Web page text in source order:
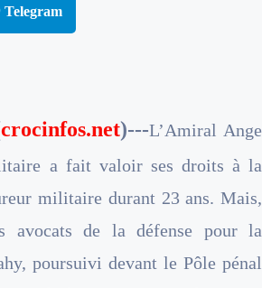
Telegram
crocinfos.net)---L’Amiral Ange
a fait valoir ses droits à la
militaire durant 23 ans. Mais,
avocats de la défense pour la
poursuivi devant le Pôle pénal